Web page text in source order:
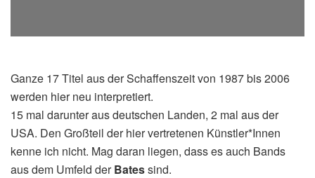
Ganze 17 Titel aus der Schaffenszeit von 1987 bis 2006
werden hier neu interpretiert.
15 mal darunter aus deutschen Landen, 2 mal aus der
USA. Den Großteil der hier vertretenen Künstler*Innen
kenne ich nicht. Mag daran liegen, dass es auch Bands
aus dem Umfeld derBatessind.